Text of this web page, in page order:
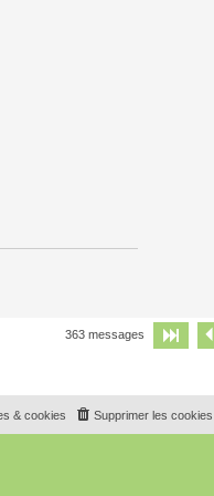
363 messages Page
Supprimer les cookies
& cookies